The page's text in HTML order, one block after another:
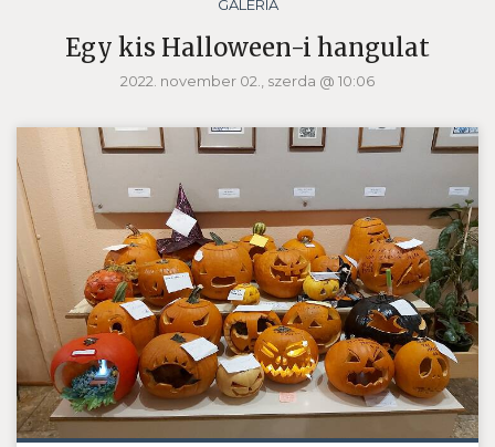
GALÉRIA
Egy kis Halloween-i hangulat
2022. november 02., szerda @ 10:06